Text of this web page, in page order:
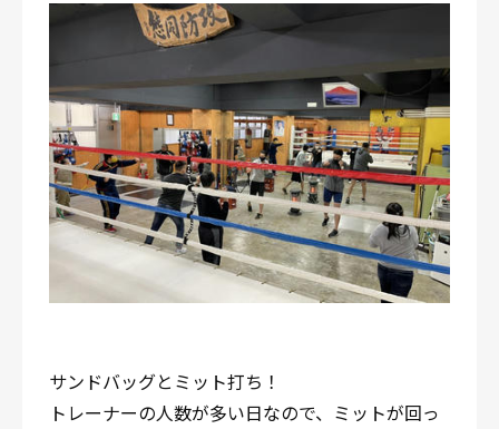
サンドバッグとミット打ち！
トレーナーの人数が多い日なので、ミットが回っ